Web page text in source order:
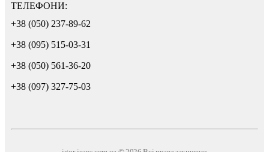
ТЕЛЕФОНИ:
+38 (050) 237-89-62
+38 (095) 515-03-31
+38 (050) 561-36-20
+38 (097) 327-75-03